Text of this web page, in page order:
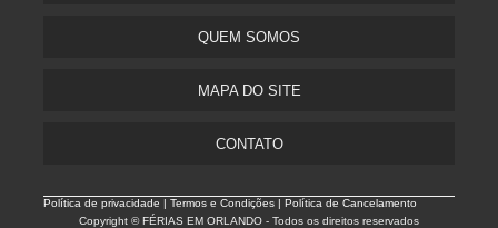
QUEM SOMOS
MAPA DO SITE
CONTATO
Política de privacidade |Termos e Condições | Política de Cancelamento
Copyright © FÉRIAS EM ORLANDO - Todos os direitos reservados